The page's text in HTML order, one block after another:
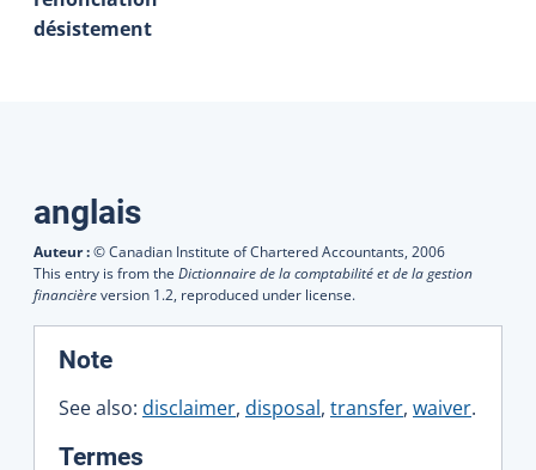
désistement
Traductions
anglais
Auteur :© Canadian Institute of Chartered Accountants, 2006
This entry is from the Dictionnaire de la comptabilité et de la gestion
financièreversion 1.2, reproduced under license.
Note:
See also: disclaimer, disposal, transfer, waiver.
Termes